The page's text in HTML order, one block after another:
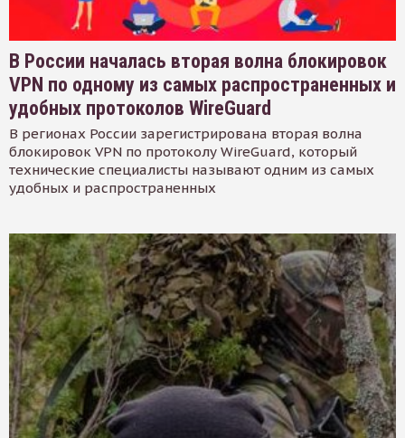
В России началась вторая волна блокировок
VPN по одному из самых распространенных и
удобных протоколов WireGuard
В регионах России зарегистрирована вторая волна
блокировок VPN по протоколу WireGuard, который
технические специалисты называют одним из самых
удобных и распространенных